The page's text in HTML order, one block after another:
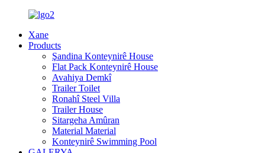
Xane
Products
Şandina Konteynirê House
Flat Pack Konteynirê House
Avahiya Demkî
Trailer Toilet
Ronahî Steel Villa
Trailer House
Sitargeha Amûran
Material Material
Konteynirê Swimming Pool